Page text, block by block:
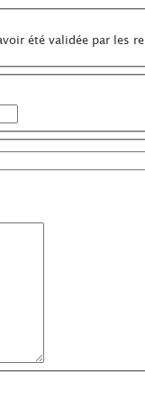
été validée par les